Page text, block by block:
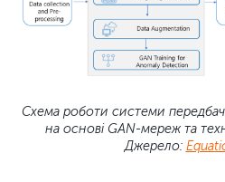
Схема роботи системи
на основі GAN-мереж та
Джерело: